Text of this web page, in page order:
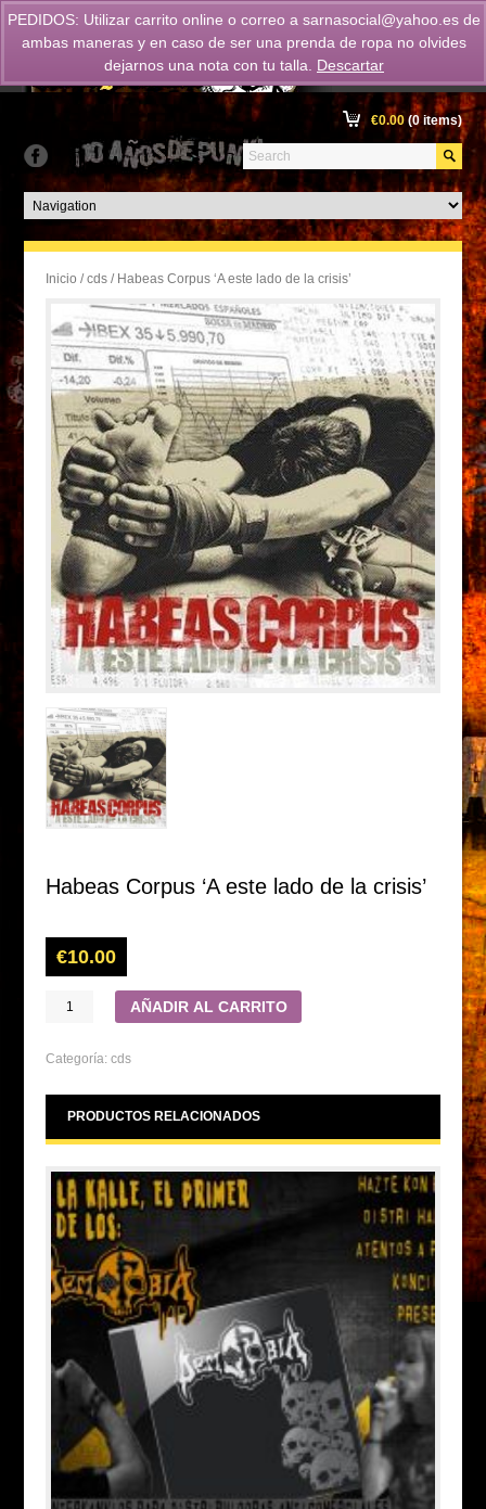
€0.00(0 items)
Inicio /cds / Habeas Corpus ‘A este lado de la crisis’
Habeas Corpus ‘A este lado de la crisis’
€10.00
AÑADIR AL CARRITO
Categoría:cds
PRODUCTOS RELACIONADOS
PEDIDOS: Utilizar carrito online o correo a sarnasocial@yahoo.es de
ambas maneras y en caso de ser una prenda de ropa no olvides
dejarnos una nota con tu talla.
Descartar